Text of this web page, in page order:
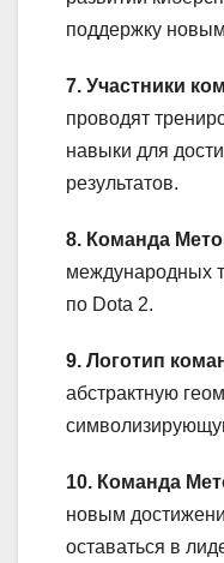
поддержку
7. Участники
проводят
навыки для
результатов.
8. Команда
международных
по Dota 2.
9. Логотип
абстрактную
10. Команда
новым
оставаться в